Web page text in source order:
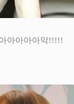
아아아아악!!!!!